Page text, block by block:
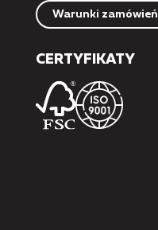
Warunki zamówień
CERTYFIKATY